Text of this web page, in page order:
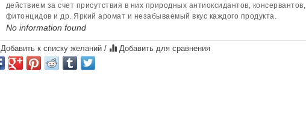
действием за счет присутствия в них природных антиоксидантов, консервантов,
фитонцидов и др. Яркий аромат и незабываемый вкус каждого продукта.
No information found
Добавить к списку желаний / Добавить для сравнения